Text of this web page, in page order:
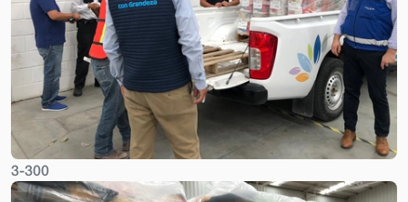
3-300